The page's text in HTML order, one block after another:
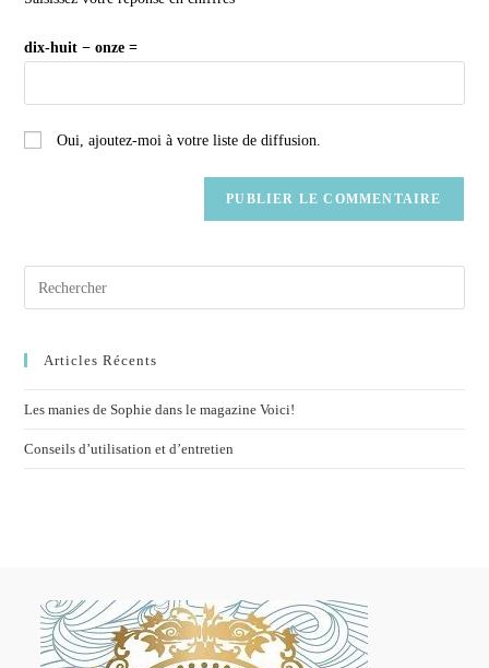
dix-huit − onze =
Oui, ajoutez-moi à votre liste de diffusion.
Articles Récents
Les manies de Sophie dans le magazine Voici!
Conseils d’utilisation et d’entretien